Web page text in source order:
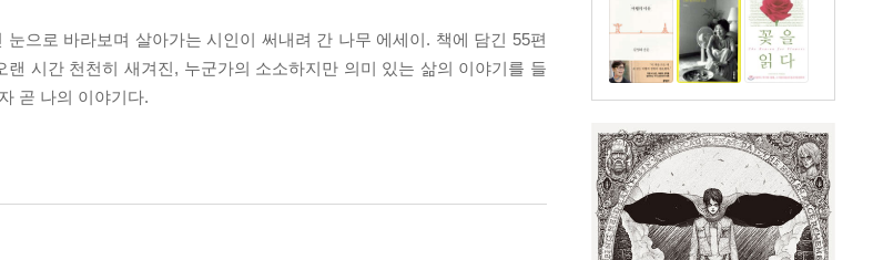
으로 바라보며 살아가는 시인이 써내려 간 나무 에세이. 책에 담긴 55편
시간 천천히 새겨진, 누군가의 소소하지만 의미 있는 삶의 이야기를 들
곧 나의 이야기다.